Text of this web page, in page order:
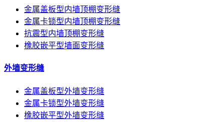
金属盖板型内墙顶棚变形缝
金属卡锁型内墙顶棚变形缝
抗震型内墙顶棚变形缝
橡胶嵌平型墙面变形缝
外墙变形缝
金属盖板型外墙变形缝
金属卡锁型外墙变形缝
橡胶嵌平型外墙变形缝